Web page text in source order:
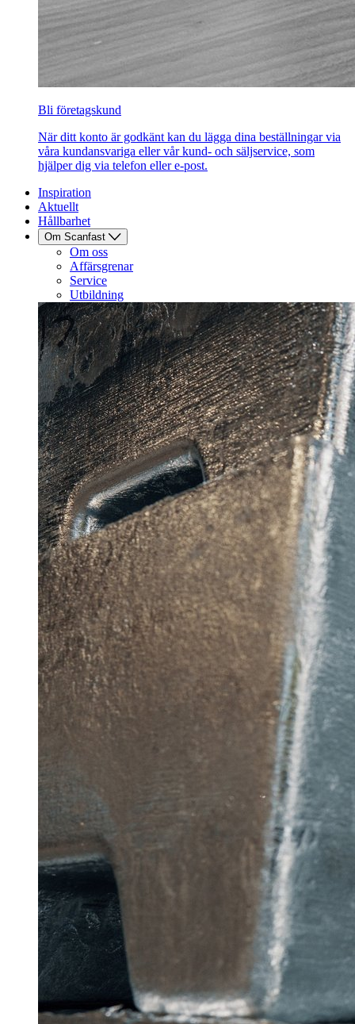
Bli företagskund
När ditt konto är godkänt kan du lägga dina beställningar via
våra kundansvariga eller vår kund- och säljservice, som
hjälper dig via telefon eller e-post.
Inspiration
Aktuellt
Hållbarhet
Om Scanfast
Om oss
Affärsgrenar
Service
Utbildning